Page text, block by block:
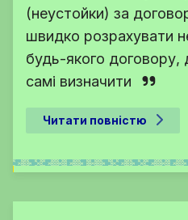
(неустойки) за
швидко розрахувати
будь-якого договору,
самі визначити
Читати повністю